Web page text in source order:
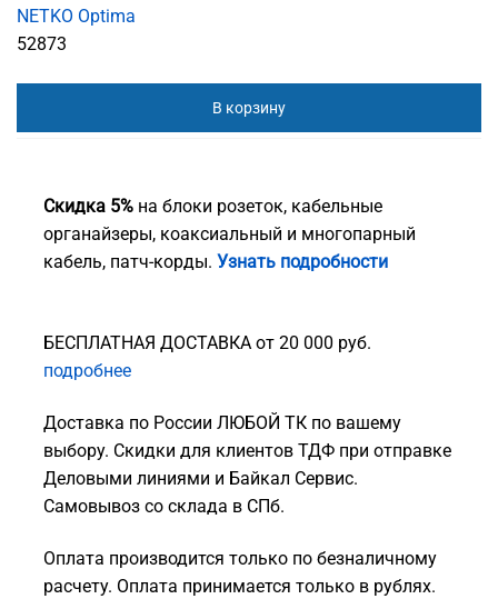
NETKO Optima
52873
В корзину
Скидка 5% на блоки розеток, кабельные
органайзеры, коаксиальный и многопарный
кабель, патч-корды. Узнать подробности
БЕСПЛАТНАЯ ДОСТАВКА от 20 000 руб.
подробнее
Доставка по России ЛЮБОЙ ТК по вашему
выбору. Скидки для клиентов ТДФ при отправке
Деловыми линиями и Байкал Сервис.
Самовывоз со склада в СПб.
Оплата производится только по безналичному
расчету. Оплата принимается только в рублях.